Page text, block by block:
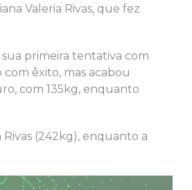
Valeria Rivas, que fez
primeira tentativa com
êxito, mas acabou
com 135kg, enquanto
(242kg), enquanto a